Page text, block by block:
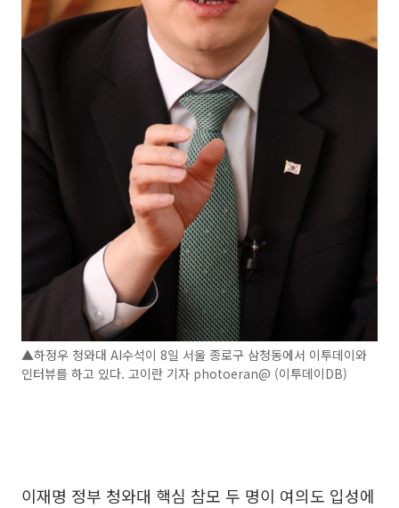
▲하정우 청와대 AI수석이 8일 서울 종로구 삼청동에서 이투데이와
인터뷰를 하고 있다. 고이란 기자 photoeran@ (이투데이DB)
이재명 정부 청와대 핵심 참모 두 명이 여의도 입성에